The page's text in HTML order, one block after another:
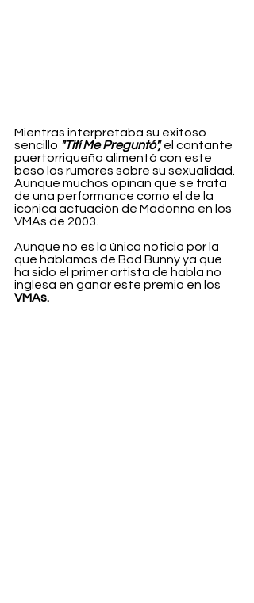
Mientras interpretaba su exitoso
sencillo "Tití Me Preguntó", el cantante
puertorriqueño alimentó con este
beso los rumores sobre su sexualidad.
Aunque muchos opinan que se trata
de una performance como el de la
icónica actuación de Madonna en los
VMAs de 2003.
Aunque no es la única noticia por la
que hablamos de Bad Bunny ya que
ha sido el primer artista de habla no
inglesa en ganar este premio en los
VMAs.